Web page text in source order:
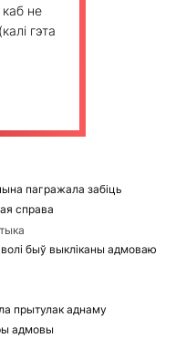
не
гэта
пагражала забіць
справа
быў выкліканы адмоваю
прытулак аднаму
адмовы